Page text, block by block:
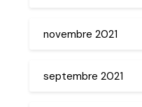
novembre 2021
septembre 2021